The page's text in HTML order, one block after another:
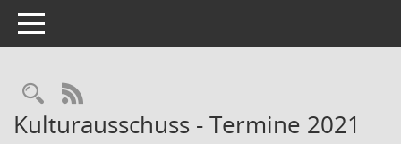
Toggle navigation
Rechercheauswahl
RSS-Feed
Kulturausschuss - Termine 2021